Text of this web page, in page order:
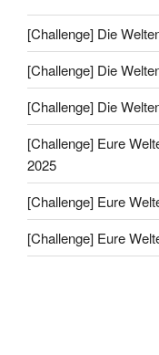
[Challenge] Die
[Challenge] Die
[Challenge] Die
[Challenge] Eure
2025
[Challenge] Eure
[Challenge] Eure